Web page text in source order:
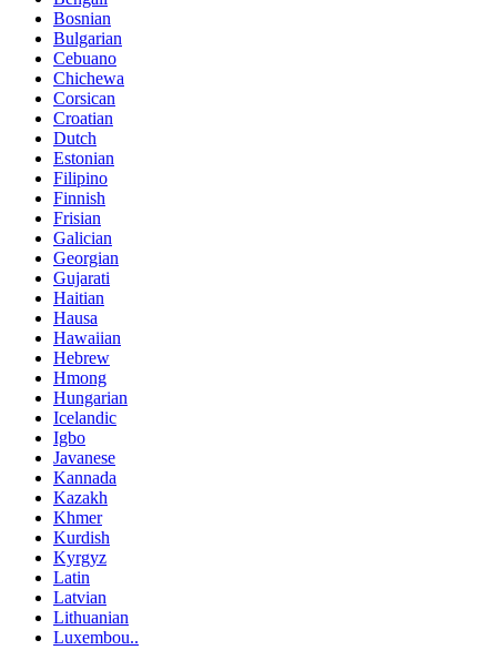
Bosnian
Bulgarian
Cebuano
Chichewa
Corsican
Croatian
Dutch
Estonian
Filipino
Finnish
Frisian
Galician
Georgian
Gujarati
Haitian
Hausa
Hawaiian
Hebrew
Hmong
Hungarian
Icelandic
Igbo
Javanese
Kannada
Kazakh
Khmer
Kurdish
Kyrgyz
Latin
Latvian
Lithuanian
Luxembou..